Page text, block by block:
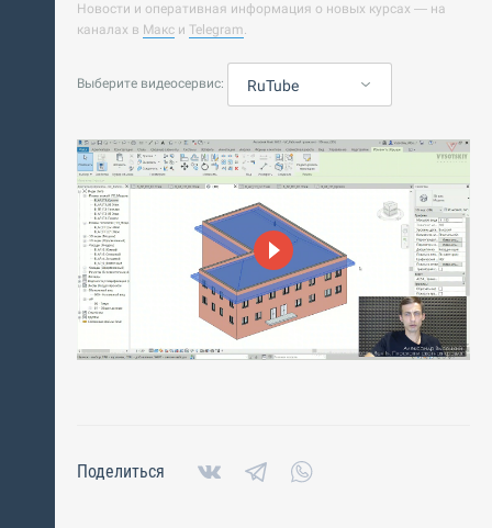
Новости и оперативная информация о новых курсах — на
каналах в Макс и Telegram.
Выберите видеосервис: RuTube
Поделиться